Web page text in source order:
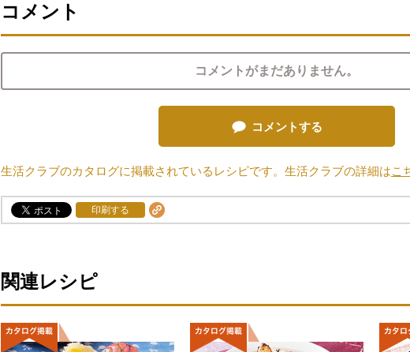
コメント
コメントがまだありません。
コメントする
生活クラブのカタログに掲載されているレシピです。生活クラブの詳細はこ
印刷する
関連レシピ